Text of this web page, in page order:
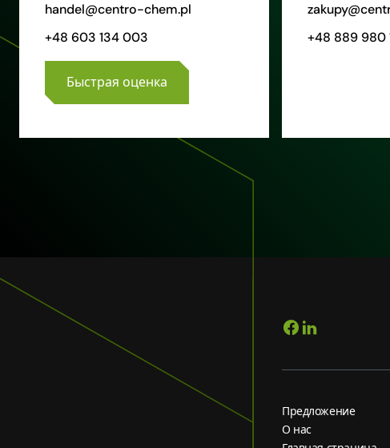
handel@centro-chem.pl
+48 603 134 003
Быстрая оценка
+48 889 980
Предложение
О нас